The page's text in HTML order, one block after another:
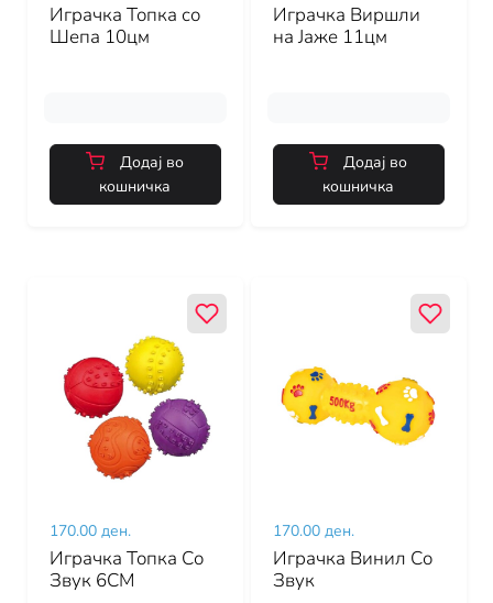
Играчка Топка со
Шепа 10цм
Додај во
кошничка
Играчка Виршли
на Јаже 11цм
Додај во
кошничка
170.00 ден.
Играчка Топка Со
Звук 6CM
170.00 ден.
Играчка Винил Со
Звук